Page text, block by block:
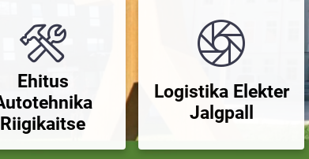
Ehitus
Riigikaitse
Logistika Elekter
Jalgpall